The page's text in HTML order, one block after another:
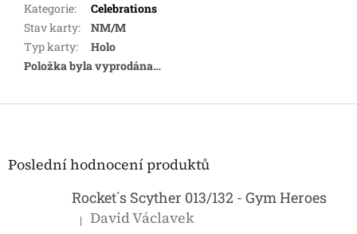
Kategorie:
Celebrations
Stav karty:
NM/M
Typ karty:
Holo
Položka byla vyprodána…
Z
Poslední hodnocení produktů
Rocket´s Scyther 013/132 - Gym Heroes
Hodnocení produktu je 5 z 5 hvězdiček.
| David Václavek